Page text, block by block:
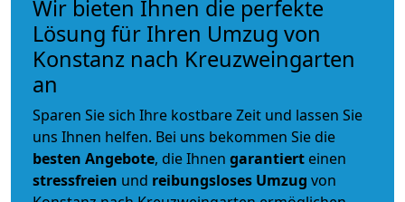
Wir bieten Ihnen die perfekte
Lösung für Ihren Umzug von
Konstanz nach Kreuzweingarten
an
Sparen Sie sich Ihre kostbare Zeit und lassen Sie
uns Ihnen helfen. Bei uns bekommen Sie die
besten Angebote, die Ihnen garantiert einen
stressfreien und reibungsloses Umzug von